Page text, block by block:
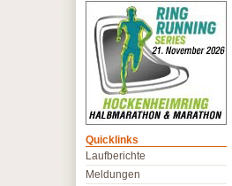
Quicklinks
Laufberichte
Meldungen